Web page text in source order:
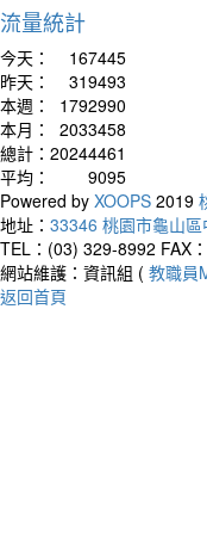
流量統計
今天：
167445
昨天：
319493
本週：
1792990
本月：
2033458
總計： 20244461
平均：
9095
Powered by XOOPS 2019
地址： 33346 桃園市龜山
TEL：(03) 329-8992 FAX
網站維護：資訊組 ( 教職員
返回首頁